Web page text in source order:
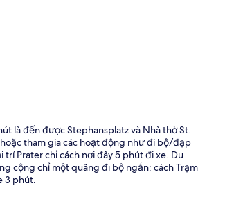
Studio
là đến được Stephansplatz và Nhà thờ St.
tham gia các hoạt động như đi bộ/đạp
Prater chỉ cách nơi đây 5 phút đi xe. Du
cộng chỉ một quãng đi bộ ngắn: cách Trạm
3 phút.